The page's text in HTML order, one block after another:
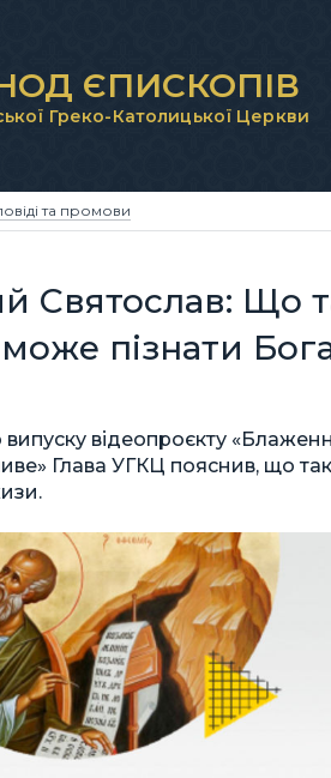
ЄПИСКОПІВ
Греко-Католицької Церкви
та промови
Святослав: Що
пізнати
випуску відеопроєкту
Глава УГКЦ пояснив, що